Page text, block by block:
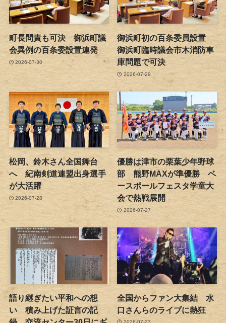
町長問責も可決 御浜町議
会異例の百条委設置連発
2026-07-30
御浜町初の百条委員設置
御浜町臨時議会市木消防車
庫問題で可決
2026-07-29
松岡、鈴木さん全国舞台
へ 紀南剣道連盟出身選手
が大活躍
2026-07-28
優勝は津市の栗葉少年野球
部 熊野MAXが準優勝 ベ
ースボールフェスタ学童大
会で熱戦展開
2026-07-27
語り継ぎたい平和への想
い 積み上げた証言の記
全国からファン大集結 水
口さんらのライブに熱狂
2026-07-23